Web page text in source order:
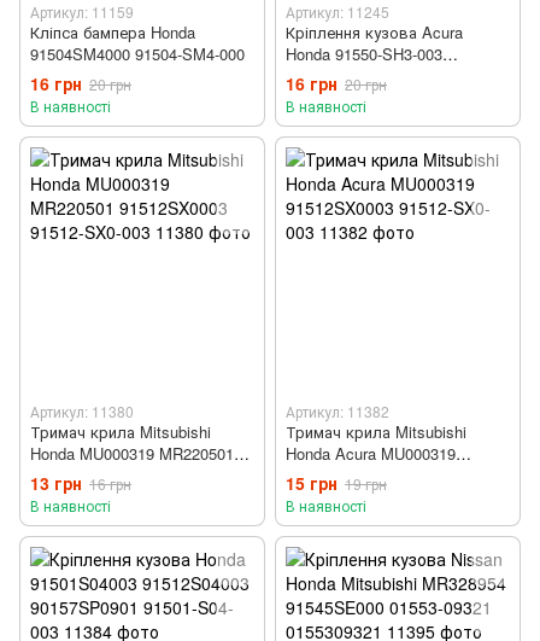
Артикул: 11159
Кліпса бампера Honda
91504SM4000 91504-SM4-000
16 грн 20 грн
В наявності
Артикул: 11245
Кріплення кузова Acura
Honda 91550-SH3-003
91550SH3003
16 грн 20 грн
В наявності
Артикул: 11380
Тримач крила Mitsubishi
Honda MU000319 MR220501
91512SX0003 91512-SX0-003
13 грн 16 грн
В наявності
Артикул: 11382
Тримач крила Mitsubishi
Honda Acura MU000319
91512SX0003 91512-SX0-003
15 грн 19 грн
В наявності